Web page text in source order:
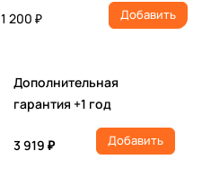
1 200 ₽ Добавить
Дополнительная
гарантия +1 год
3 919 ₽ Добавить